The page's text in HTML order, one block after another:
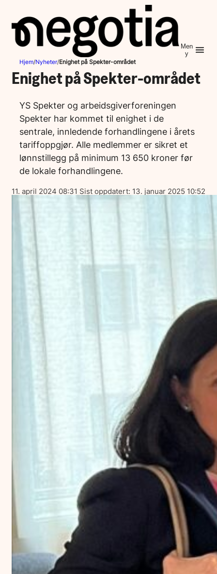
innhold
Men
y
Hjem/Nyheter/Enighet på Spekter-området
Enighet på Spekter-området
YS Spekter og arbeidsgiverforeningen
Spekter har kommet til enighet i de
sentrale, innledende forhandlingene i årets
tariffoppgjør. Alle medlemmer er sikret et
lønnstillegg på minimum 13 650 kroner før
de lokale forhandlingene.
Lagt
ut
11. april 2024 08:31 Sist oppdatert: 13. januar 2025 10:52